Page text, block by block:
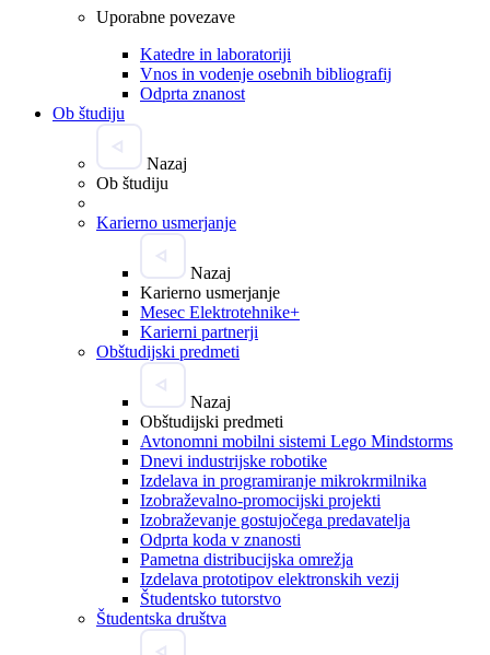
Uporabne povezave
Katedre in laboratoriji
Vnos in vodenje osebnih bibliografij
Odprta znanost
Ob študiju
Nazaj
Ob študiju
Karierno usmerjanje
Nazaj
Karierno usmerjanje
Mesec Elektrotehnike+
Karierni partnerji
Obštudijski predmeti
Nazaj
Obštudijski predmeti
Avtonomni mobilni sistemi Lego Mindstorms
Dnevi industrijske robotike
Izdelava in programiranje mikrokrmilnika
Izobraževalno-promocijski projekti
Izobraževanje gostujočega predavatelja
Odprta koda v znanosti
Pametna distribucijska omrežja
Izdelava prototipov elektronskih vezij
Študentsko tutorstvo
Študentska društva